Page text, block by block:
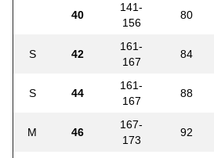
40
141-
156
80
S 42
161-
167
84
S 44
161-
167
88
M 46
167-
173
92